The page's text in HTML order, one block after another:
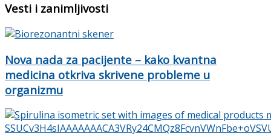
Vesti i zanimljivosti
Nova nada za pacijente – kako kvantna
medicina otkriva skrivene probleme u
organizmu